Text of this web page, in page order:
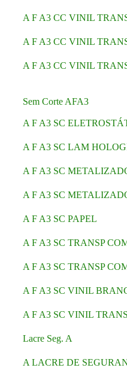
A F A3 CC VINIL
A F A3 CC VINIL
A F A3 CC VINIL
Sem Corte AFA3
A F A3 SC
A F A3 SC LAM
A F A3 SC
A F A3 SC
A F A3 SC PAPEL
A F A3 SC TRANSP
A F A3 SC TRANSP
A F A3 SC VINIL
A F A3 SC VINIL
Lacre Seg. A
A LACRE DE